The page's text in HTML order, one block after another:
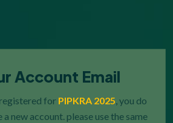
Account Email
for PIPKRA 2025, you do
new account. please use the same